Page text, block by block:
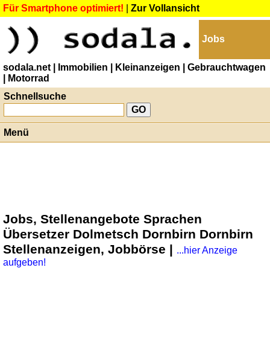
Für Smartphone optimiert! Zur Vollansicht
Jobs
sodala.net | Immobilien | Kleinanzeigen
| Gebrauchtwagen
| Motorrad
Schnellsuche
Menü
Jobs, Stellenangebote Sprachen
Übersetzer Dolmetsch Dornbirn Dornbirn
Stellenanzeigen, Jobbörse | ...hier Anzeige
aufgeben!